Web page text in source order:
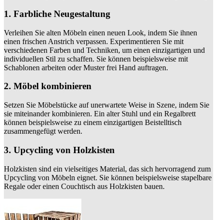
1. Farbliche Neugestaltung
Verleihen Sie alten Möbeln einen neuen Look, indem Sie ihnen
einen frischen Anstrich verpassen. Experimentieren Sie mit
verschiedenen Farben und Techniken, um einen einzigartigen und
individuellen Stil zu schaffen. Sie können beispielsweise mit
Schablonen arbeiten oder Muster frei Hand auftragen.
2. Möbel kombinieren
Setzen Sie Möbelstücke auf unerwartete Weise in Szene, indem Sie
sie miteinander kombinieren. Ein alter Stuhl und ein Regalbrett
können beispielsweise zu einem einzigartigen Beistelltisch
zusammengefügt werden.
3. Upcycling von Holzkisten
Holzkisten sind ein vielseitiges Material, das sich hervorragend zum
Upcycling von Möbeln eignet. Sie können beispielsweise stapelbare
Regale oder einen Couchtisch aus Holzkisten bauen.